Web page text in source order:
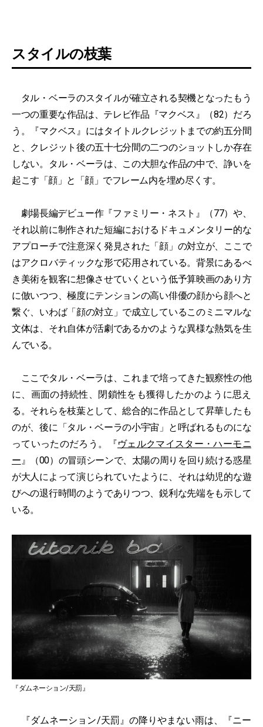
スタイルの枝葉
タル・ベーラのスタイルが確立される契機となったもう
一つの重要な作品は、テレビ作品『マクベス』（82）だろ
う。『マクベス』にはタイトルクレジットまでの約五分間
と、クレジット後の五十七分間の二つのショットしか存在
しない。タル・ベーラは、この大胆な作品の中で、諍いを
起こす「顔」と「顔」でフレーム内を埋め尽くす。
劇場長編デビュー作『ファミリー・ネスト』（77）や、
それ以前に制作された短編におけるドキュメンタリー的な
アプローチで注意深く発見された「顔」の対立が、ここで
はアクロバティックな形で応用されている。背景にあるべ
き美術を観客に想像させていくという低予算映画のあり方
に倣いつつ、極度にテンションの高い俳優の顔から顔へと
繋ぐ、いわば「顔の対立」で成立しているこのミニマルな
文体は、それ自体が活劇であるかのような異様な熱気を生
んでいる。
ここでタル・ベーラは、これまで培ってきた観察性の他
に、画面の持続性、閉鎖性をも獲得したかのように思え
る。それらを枝葉として、総合的に作品として昇華したも
のが、後に「タル・ベーラの小宇宙」と呼ばれるものにな
っていったのだろう。『ヴェルクマイスター・ハーモニ
ー』（00）の冒頭シーンで、太陽の周りを回り続ける惑星
が大人によって演じられていたように、それは幼児的な遊
びへの退行時間のようでありつつ、鋭利な先端をも示して
いる。
『ダムネーション/天罰』
『ダムネーション/天罰』の降りやまない雨は、『ニー